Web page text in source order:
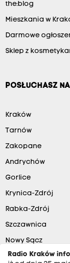
the:blog
Mieszkania w
Darmowe
Sklep z
POSŁUCHASZ
Kraków
Tarnów
Zakopane
Andrychów
Gorlice
Krynica-Zdrój
Rabka-Zdrój
Szczawnica
Nowy Sącz
Radio Kraków